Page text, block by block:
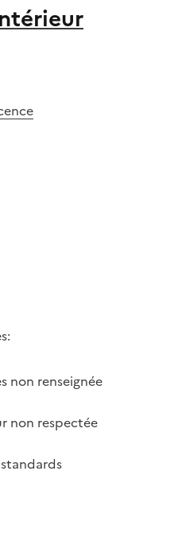
non renseignée
non respectée